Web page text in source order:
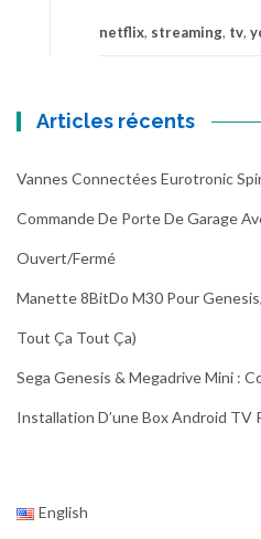
netflix, streaming, tv,
Articles récents
Vannes Connectées Eurotronic
Commande De Porte De Garage
Ouvert/fermé
Manette 8BitDo M30 Pour
Tout Ça Tout Ça)
Sega Genesis & Megadrive Mini :
Installation D’une Box Android TV
English